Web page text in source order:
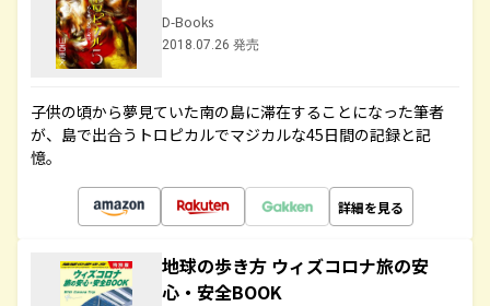
D-Books
2018.07.26 発売
子供の頃から夢見ていた南の島に滞在することになった筆者
が、島で出合うトロピカルでマジカルな45日間の記録と記
憶。
詳細を見る
地球の歩き方 ウィズコロナ旅の安
心・安全BOOK